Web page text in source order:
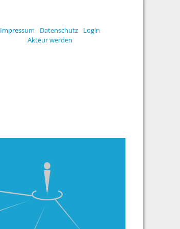
Impressum Datenschutz
Login
Akteur werden